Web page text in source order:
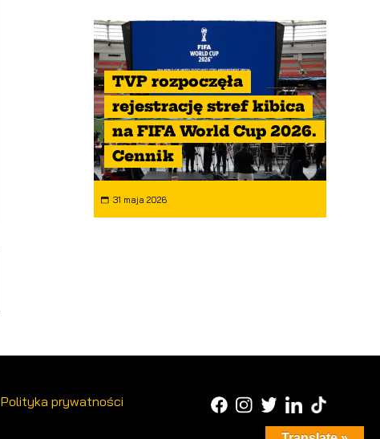
TVP rozpoczęła
rejestrację stref kibica
na FIFA World Cup 2026.
Cennik
31 maja 2026
Polityka prywatności